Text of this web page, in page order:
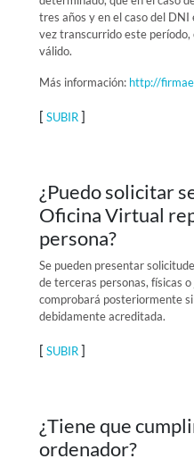
tres años y en el caso del
vez transcurrido este
válido.
Más información: http://
[ SUBIR]
¿Puedo solicitar
Oficina Virtual
persona?
Se pueden presentar
de terceras personas, físicas
comprobará posteriormente
debidamente acreditada.
[ SUBIR]
¿Tiene que
ordenador?